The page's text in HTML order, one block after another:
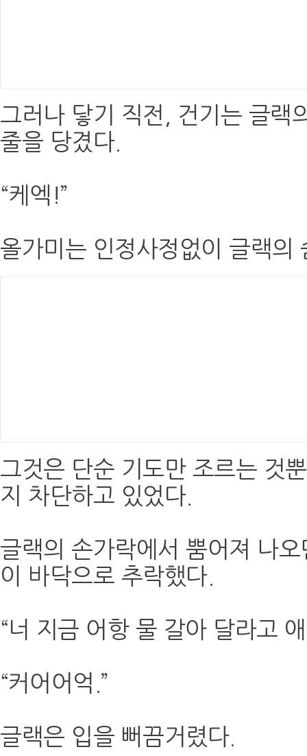
그러나 닿기 직전, 건기는 글랙
줄을 당겼다.
“케엑!”
올가미는 인정사정없이 글랙의
그것은 단순 기도만 조르는 것
지 차단하고 있었다.
글랙의 손가락에서 뿜어져 나
이 바닥으로 추락했다.
“너 지금 어항 물 갈아 달라고
“커어어억.”
글랙은 입을 뻐끔거렸다.